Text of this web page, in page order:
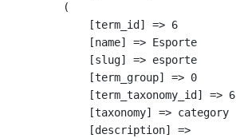
        (
            [term_id] => 6
            [name] => Esporte
            [slug] => esporte
            [term_group] => 0
            [term_taxonomy_id] => 6
            [taxonomy] => category
            [description] =>